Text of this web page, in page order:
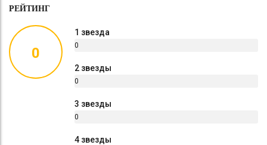
РЕЙТИНГ
0
1 звезда
0
2 звезды
0
3 звезды
0
4 звезды